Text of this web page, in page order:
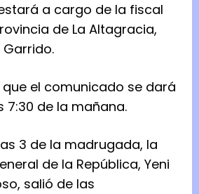
a cargo de la fiscal
de La Altagracia,
Garrido.
el comunicado se dará
7:30 de la mañana.
3 de la madrugada, la
de la República, Yeni
salió de las